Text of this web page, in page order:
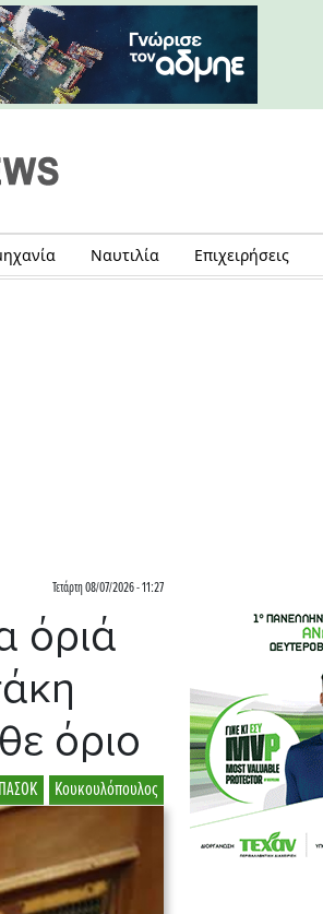
Ναυτιλία Επιχειρήσεις
Τετάρτη 08/07/2026 - 11:27
όριά
όριο
Κουκουλόπουλος
ΠΑΣΟΚ